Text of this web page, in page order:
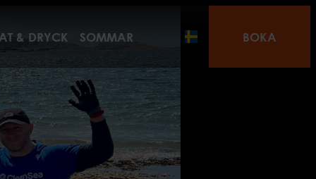
& DRYCK SOMMAR BOKA